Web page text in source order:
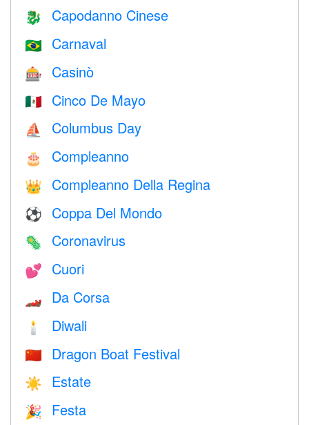
🐉 Capodanno Cinese
🇧🇷 Carnaval
🎰 Casinò
🇲🇽 Cinco De Mayo
⛵️ Columbus Day
🎂 Compleanno
👑 Compleanno Della Regina
⚽ Coppa Del Mondo
🦠 Coronavirus
💕 Cuori
🏎 Da Corsa
🕯 Diwali
🇨🇳 Dragon Boat Festival
☀️ Estate
🎉 Festa